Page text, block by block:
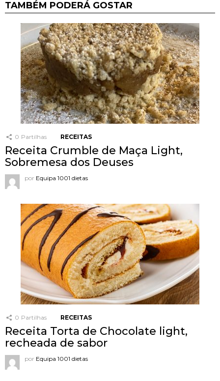
TAMBÉM PODERÁ GOSTAR
0 Partilhas RECEITAS
Receita Crumble de Maça Light,
Sobremesa dos Deuses
por Equipa 1001 dietas
0 Partilhas RECEITAS
Receita Torta de Chocolate light,
recheada de sabor
por Equipa 1001 dietas